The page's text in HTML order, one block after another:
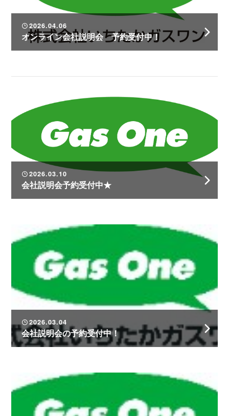
2026.04.06
オンライン会社説明会 予約受付中！
2026.03.10
会社説明会予約受付中★
2026.03.04
会社説明会の予約受付中！